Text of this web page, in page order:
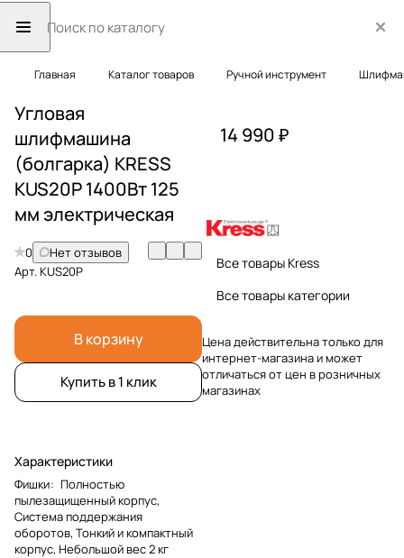
Главная Каталог товаров Ручной инструмент
Угловая
шлифмашина
(болгарка) KRESS
KUS20P 1400Вт 125
мм электрическая
0
Нет отзывов
Арт.KUS20P
В корзину
Купить в 1 клик
Характеристики
Фишки: Полностью
пылезащищенный корпус,
Система поддержания
оборотов, Тонкий и компактный
корпус, Небольшой вес 2 кг
14 990 ₽
Все товары Kress
Все товары категории
Цена действительна только для
интернет-магазина и может
отличаться от цен в розничных
магазинах